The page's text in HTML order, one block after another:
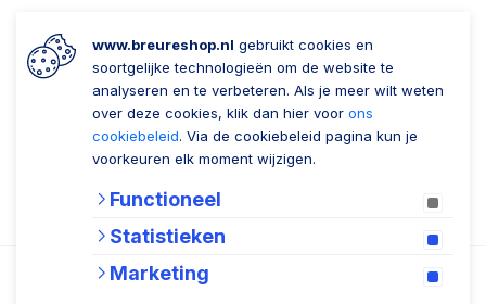
Wil je ons volgen? Zaken doen met Breure
Zakelijk bestellen
Account aanmaken
www.breureshop.nl gebruikt cookies en
soortgelijke technologieën om de website te
analyseren en te verbeteren. Als je meer wilt weten
over deze cookies, klik dan hier voor ons
cookiebeleid. Via de cookiebeleid pagina kun je
voorkeuren elk moment wijzigen.
Functioneel
Statistieken
Marketing